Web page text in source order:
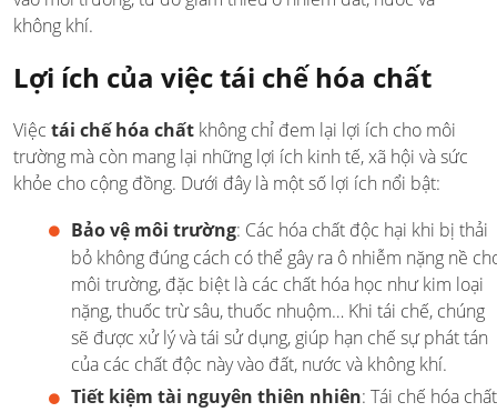
không khí.
Lợi ích của việc tái chế hóa chất
Việc tái chế hóa chất không chỉ đem lại lợi ích cho môi
trường mà còn mang lại những lợi ích kinh tế, xã hội và sức
khỏe cho cộng đồng. Dưới đây là một số lợi ích nổi bật:
Bảo vệ môi trường: Các hóa chất độc hại khi bị thải
bỏ không đúng cách có thể gây ra ô nhiễm nặng nề
môi trường, đặc biệt là các chất hóa học như kim loại
nặng, thuốc trừ sâu, thuốc nhuộm… Khi tái chế, chúng
sẽ được xử lý và tái sử dụng, giúp hạn chế sự phát tán
của các chất độc này vào đất, nước và không khí.
Tiết kiệm tài nguyên thiên nhiên: Tái chế hóa chất